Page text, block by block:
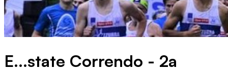
E...state Correndo - 2a